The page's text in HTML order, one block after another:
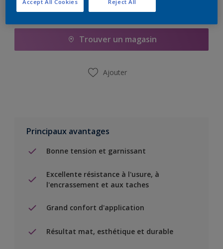
Ajouter à la liste d’achats
Trouver un magasin
Ajouter
Principaux avantages
Bonne tension et garnissant
Excellente résistance à l'usure, à
l'encrassement et aux taches
Grand confort d'application
Résultat mat, esthétique et durable
Reject All
Accept All Cookies